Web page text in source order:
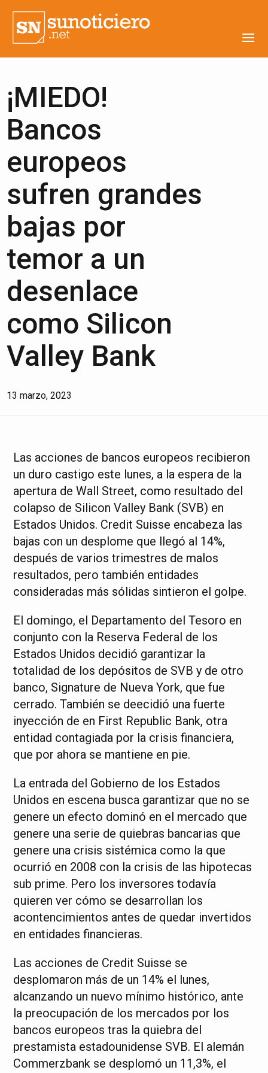
¡MIEDO!
Bancos
europeos
sufren grandes
bajas por
temor a un
desenlace
como Silicon
Valley Bank
13 marzo, 2023
Las acciones de bancos europeos recibieron
un duro castigo este lunes, a la espera de la
apertura de Wall Street, como resultado del
colapso de Silicon Valley Bank (SVB) en
Estados Unidos. Credit Suisse encabeza las
bajas con un desplome que llegó al 14%,
después de varios trimestres de malos
resultados, pero también entidades
consideradas más sólidas sintieron el golpe.
El domingo, el Departamento del Tesoro en
conjunto con la Reserva Federal de los
Estados Unidos decidió garantizar la
totalidad de los depósitos de SVB y de otro
banco, Signature de Nueva York, que fue
cerrado. También se deecidió una fuerte
inyección de en First Republic Bank, otra
entidad contagiada por la crisis financiera,
que por ahora se mantiene en pie.
La entrada del Gobierno de los Estados
Unidos en escena busca garantizar que no se
genere un efecto dominó en el mercado que
genere una serie de quiebras bancarias que
genere una crisis sistémica como la que
ocurrió en 2008 con la crisis de las hipotecas
sub prime. Pero los inversores todavía
quieren ver cómo se desarrollan los
acontencimientos antes de quedar invertidos
en entidades financieras.
Las acciones de Credit Suisse se
desplomaron más de un 14% el lunes,
alcanzando un nuevo mínimo histórico, ante
la preocupación de los mercados por los
bancos europeos tras la quiebra del
prestamista estadounidense SVB. El alemán
Commerzbank se desplomó un 11,3%, el